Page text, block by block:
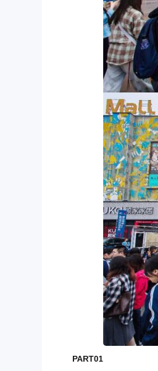
PART01